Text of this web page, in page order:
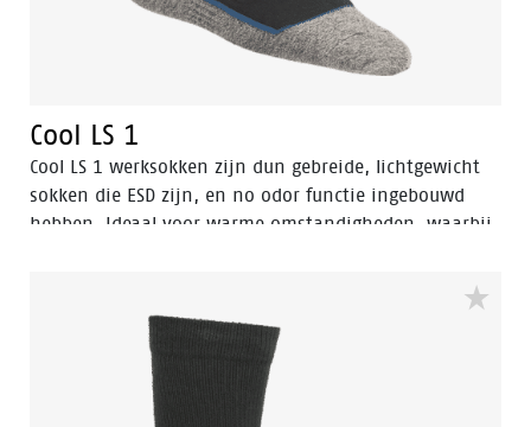
Cool LS 1
Cool LS 1 werksokken zijn dun gebreide, lichtgewicht
sokken die ESD zijn, en no odor functie ingebouwd
hebben. Ideaal voor warme omstandigheden, waarbij